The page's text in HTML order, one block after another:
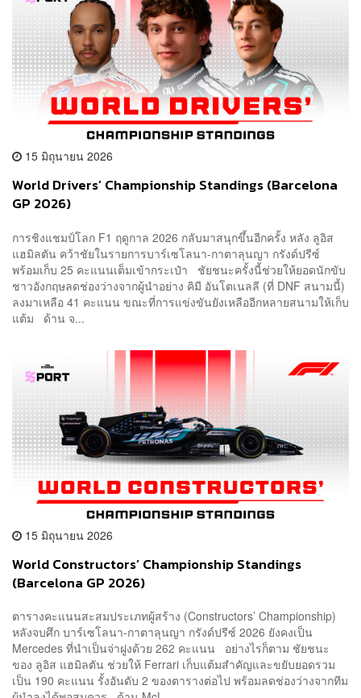
15 มิถุนายน 2026
World Drivers’ Championship Standings (Barcelona
GP 2026)
การชิงแชมป์โลก F1 ฤดูกาล 2026 กลับมาสนุกขึ้นอีกครั้ง หลัง ลูอิส
แฮมิลตัน คว้าชัยในรายการบาร์เซโลนา-กาตาลุนญา กรังด์ปรีซ์
พร้อมเก็บ 25 คะแนนเต็มเข้ากระเป๋า ชัยชนะครั้งนี้ช่วยให้ยอดนักขับ
ชาวอังกฤษลดช่องว่างจากผู้นำอย่าง คิมี อันโตเนลลี (ที่ DNF สนามนี้)
ลงมาเหลือ 41 คะแนน ขณะที่การแข่งขันยังเหลืออีกหลายสนามให้เก็บ
แต้ม ด้าน จ...
15 มิถุนายน 2026
World Constructors’ Championship Standings
(Barcelona GP 2026)
ตารางคะแนนสะสมประเภทผู้สร้าง (Constructors’ Championship)
หลังจบศึก บาร์เซโลนา-กาตาลุนญา กรังด์ปรีซ์ 2026 ยังคงเป็น
Mercedes ที่นำเป็นจ่าฝูงด้วย 262 คะแนน อย่างไรก็ตาม ชัยชนะ
ของ ลูอิส แฮมิลตัน ช่วยให้ Ferrari เก็บแต้มสำคัญและขยับยอดรวม
เป็น 190 คะแนน รั้งอันดับ 2 ของตารางต่อไป พร้อมลดช่องว่างจากทีม